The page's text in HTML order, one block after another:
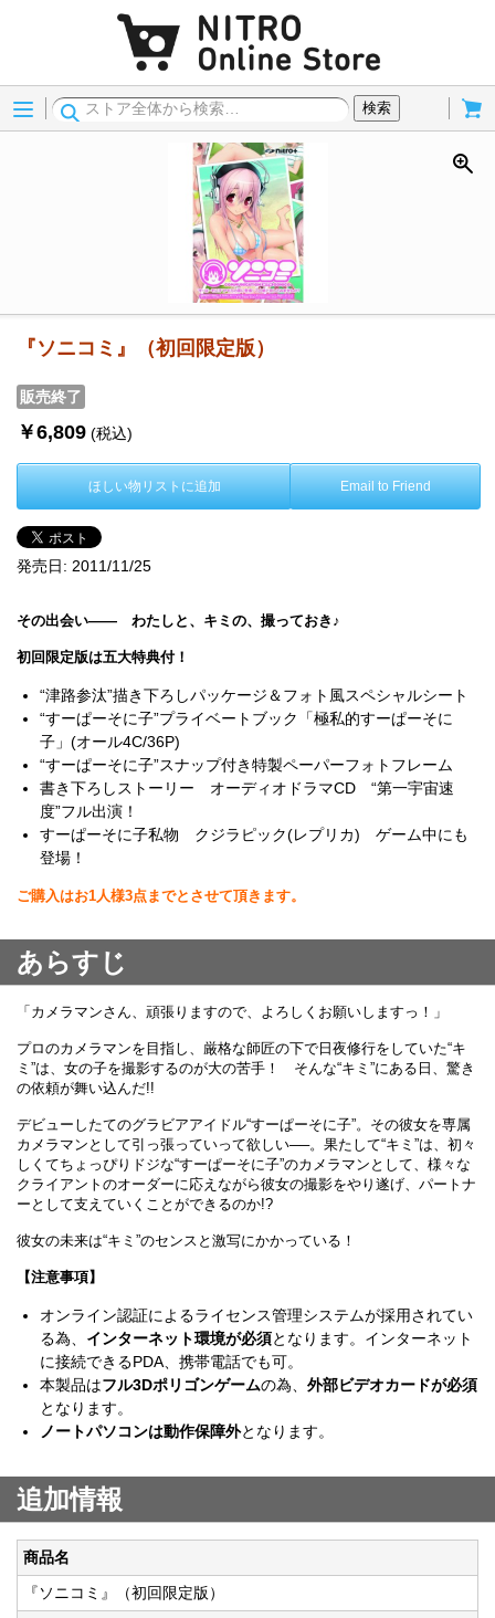
Menu
検索
『ソニコミ』（初回限定版）
販売終了
￥6,809 (税込)
ほしい物リストに追加 Email to Friend
発売日: 2011/11/25
その出会い―― わたしと、キミの、撮っておき♪
初回限定版は五大特典付！
“津路参汰”描き下ろしパッケージ＆フォト風スペシャルシート
“すーぱーそに子”プライベートブック「極私的すーぱーそに
子」(オール4C/36P)
“すーぱーそに子”スナップ付き特製ペーパーフォトフレーム
書き下ろしストーリー オーディオドラマCD “第一宇宙速
度”フル出演！
すーぱーそに子私物 クジラピック(レプリカ) ゲーム中にも
登場！
ご購入はお1人様3点までとさせて頂きます。
あらすじ
「カメラマンさん、頑張りますので、よろしくお願いしますっ！」
プロのカメラマンを目指し、厳格な師匠の下で日夜修行をしていた“キ
ミ”は、女の子を撮影するのが大の苦手！ そんな“キミ”にある日、驚き
の依頼が舞い込んだ!!
デビューしたてのグラビアアイドル“すーぱーそに子”。その彼女を専属
カメラマンとして引っ張っていって欲しい──。果たして“キミ”は、初々
しくてちょっぴりドジな“すーぱーそに子”のカメラマンとして、様々な
クライアントのオーダーに応えながら彼女の撮影をやり遂げ、パートナ
ーとして支えていくことができるのか!?
彼女の未来は“キミ”のセンスと激写にかかっている！
【注意事項】
オンライン認証によるライセンス管理システムが採用されてい
る為、 インターネット環境が必須となります。インターネット
に接続できるPDA、携帯電話でも可。
本製品はフル3Dポリゴンゲームの為、 外部ビデオカードが必須
となります。
ノートパソコンは動作保障外となります。
追加情報
商品名
『ソニコミ』（初回限定版）